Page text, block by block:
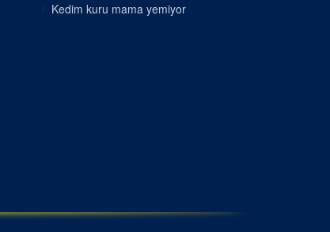
Kedim kuru mama yemiyor